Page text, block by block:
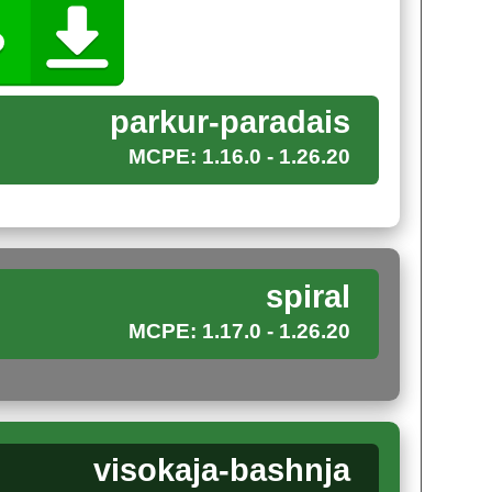
только подтянуть свою физическую силу,
поэтому уместны чекпоинты и их
встречаться разные сложности в виде
всех крафтеров Minecraft PE бросить
parkur-paradais
MCPE: 1.16.0 - 1.26.20
spiral
MCPE: 1.17.0 - 1.26.20
visokaja-bashnja